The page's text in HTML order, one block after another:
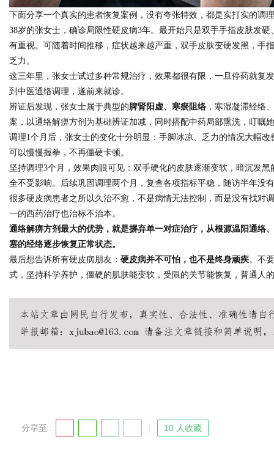
下面分享一个真实的患者恢复案例，没有夸张特效，都是实打实的调
38岁的张女士，确诊局限性硬皮病3年。最开始只是双手手指皮肤发
有重视。可随着时间推移，症状越来越严重，双手皮肤变硬发黑，手
乏力。
这三年里，张女士试过多种常规治疗，效果都很有限，一旦停药就复
到中医通络调理，遂前来就诊。
辨证后发现，张女士属于典型的脾肾阳虚、寒瘀阻络 ，寒湿凝滞经络
案，以通络解痹方剂为基础辨证加减，同时搭配中药局部熏洗，叮嘱
调理1个月后，张女士的变化十分明显：手脚冰凉、乏力的情况大幅
可以慢慢握拳，不再僵硬卡顿。
坚持调理3个月，效果肉眼可见：双手硬化的皮肤逐渐变软，暗沉发
全不受影响。后续巩固调理两个月，复查各项指标平稳，随访半年没
很多硬皮病患者之所以久治不愈，不是病情无法控制，而是没有找对
一的西药治疗也治标不治本。
通络解痹方剂最大的优势，就是摒弃单一对症治疗，从根源温阳通络
塞的经络逐步恢复正常状态。
最后想告诉所有硬皮病朋友： 硬皮病并不可怕，也不是终身顽疾。不
式，坚持科学养护，僵硬的肌肤能变软，受限的关节能恢复，普通人
分享至 : 10 人收藏